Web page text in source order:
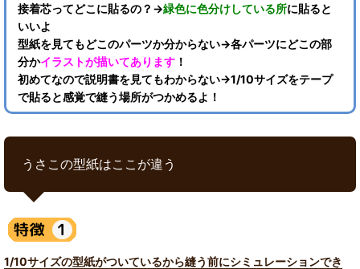
接着芯ってどこに貼るの？→緑色に色分けしている所に貼ると
いいよ
型紙を見てもどこのパーツか分からない→各パーツにどこの部
分かイラストが描いてあります ！
初めてなので説明書を見てもわからない→1/10サイズをテープ
で貼ると感覚で縫う場所がつかめるよ！
うさこの型紙はここが違う
1/10サイズの型紙がついているから縫う前にシミュレーションでき